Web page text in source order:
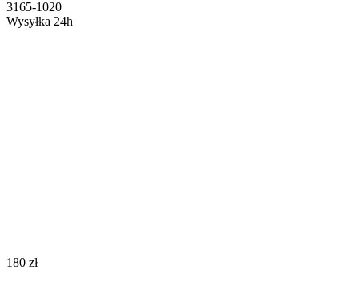
3165-1020
Wysyłka 24h
‍180‍ zł